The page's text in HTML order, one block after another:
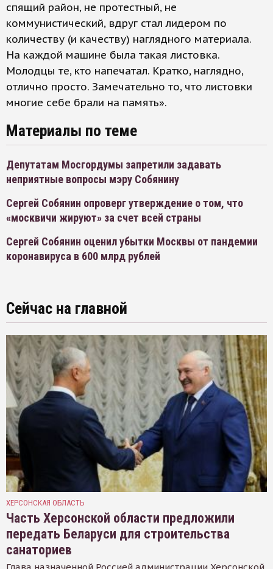
спящий район, не протестный, не
коммунистический, вдруг стал лидером по
количеству (и качеству) наглядного материала.
На каждой машине была такая листовка.
Молодцы те, кто напечатал. Кратко, наглядно,
отлично просто. Замечательно то, что листовки
многие себе брали на память».
Материалы по теме
Депутатам Мосгордумы запретили задавать
неприятные вопросы мэру Собянину
Сергей Собянин опроверг утверждение о том, что
«москвичи жируют» за счет всей страны
Сергей Собянин оценил убытки Москвы от пандемии
коронавируса в 600 млрд рублей
Сейчас на главной
ХЕРСОНСКАЯ ОБЛАСТЬ
Часть Херсонской области предложили
передать Беларуси для строительства
санаториев